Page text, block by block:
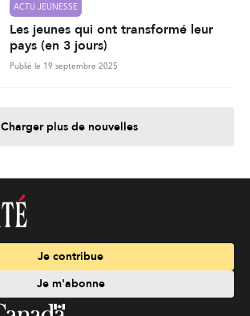
ACTU JEUNESSE
Les jeunes qui ont transformé leur
pays (en 3 jours)
Publié le 19 septembre 2025
Charger plus de nouvelles
Je contribue
Je m'abonne